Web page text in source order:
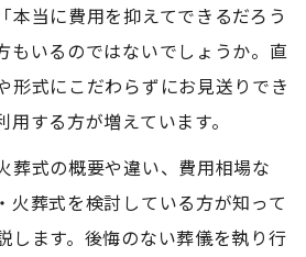
本当に費用を抑えてできるだろう
もいるのではないでしょうか。直
形式にこだわらずにお見送りでき
する方が増えています。
葬式の概要や違い、費用相場な
火葬式を検討している方が知って
します。後悔のない葬儀を執り行